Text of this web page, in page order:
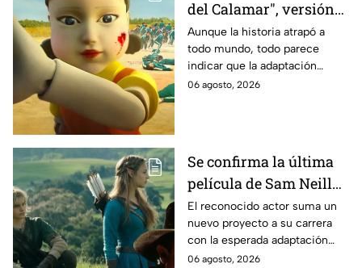
del Calamar", versión
Estados Unidos? Esto
es lo que se sabe al
momento
Aunque la historia atrapó a
todo mundo, todo parece
indicar que la adaptación
podría ser cancelada:
06 agosto, 2026
Se confirma la última
película de Sam Neill
antes de morir: esto es
lo que se sabe hasta
ahora
El reconocido actor suma un
nuevo proyecto a su carrera
con la esperada adaptación
cinematográfica del popular
06 agosto, 2026